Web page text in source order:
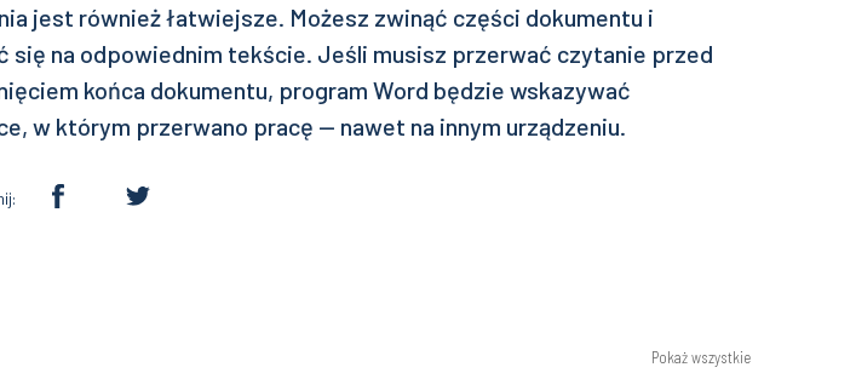
jest również łatwiejsze. Możesz zwinąć części dokumentu i
się na odpowiednim tekście. Jeśli musisz przerwać czytanie przed
końca dokumentu, program Word będzie wskazywać
w którym przerwano pracę — nawet na innym urządzeniu.
Pokaż wszystkie